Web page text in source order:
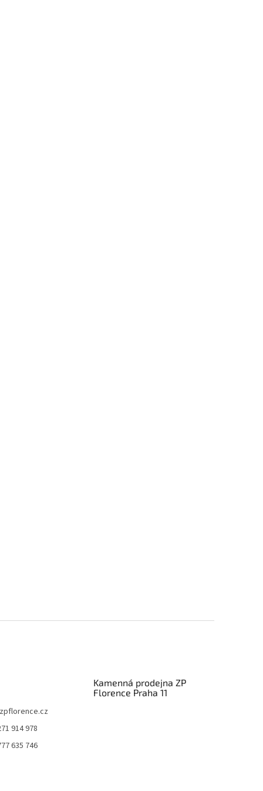
zpflorence.cz
914 978
635 746
Kamenná prodejna ZP
Florence Praha 11